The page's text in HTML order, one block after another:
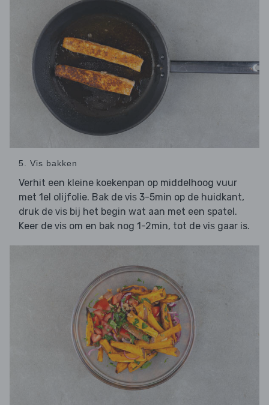
5. Vis bakken
Verhit een kleine koekenpan op middelhoog vuur
met 1el olijfolie. Bak de vis 3-5min op de huidkant,
druk de vis bij het begin wat aan met een spatel.
Keer de vis om en bak nog 1-2min, tot de vis gaar is.